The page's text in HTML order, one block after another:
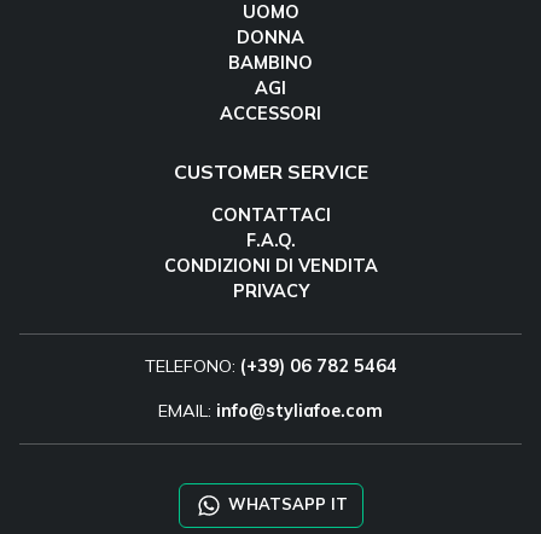
UOMO
DONNA
BAMBINO
AGI
ACCESSORI
CUSTOMER SERVICE
CONTATTACI
F.A.Q.
CONDIZIONI DI VENDITA
PRIVACY
TELEFONO: (+39) 06 782 5464
EMAIL: info@styliafoe.com
WHATSAPP IT